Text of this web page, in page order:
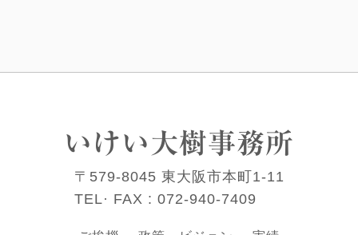
いけい大樹事務所
〒579-8045 東大阪市本町1-11
TEL· FAX : 072-940-7409